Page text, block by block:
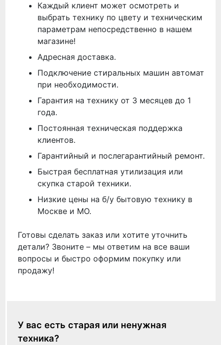
Каждый клиент может осмотреть и
выбрать технику по цвету и техническим
параметрам непосредственно в нашем
магазине!
Адресная доставка.
Подключение стиральных машин автомат
при необходимости.
Гарантия на технику от 3 месяцев до 1
года.
Постоянная техническая поддержка
клиентов.
Гарантийный и послегарантийный ремонт.
Быстрая бесплатная утилизация или
скупка старой техники.
Низкие цены на б/у бытовую технику в
Москве и МО.
Готовы сделать заказ или хотите уточнить
детали? Звоните – мы ответим на все ваши
вопросы и быстро оформим покупку или
продажу!
У вас есть старая или ненужная
техника?